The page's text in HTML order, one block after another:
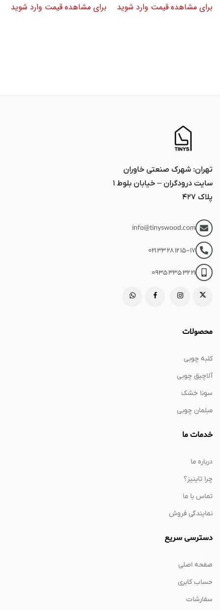
برای مشاهده قیمت وارد شوید برای مشاهده قیمت وارد شوید
تهران: شهرک صنعتی خاوران
سایت درودگران – خیابان بلوط ۱
پلاک ۴۲۷
info@tinyswood.com
021 33 28 12 15-17
0935 335 32 21
محصولات
کلبه چوبی
آلاچیق چوبی
سونا خشک
مبلمان چوبی
خدمات ما
درباره ما
چرا تاینیز؟
تماس با ما
نمایندگی فروش
دسترسی سریع
صفحه اصلی
حساب کابری
سفارشات